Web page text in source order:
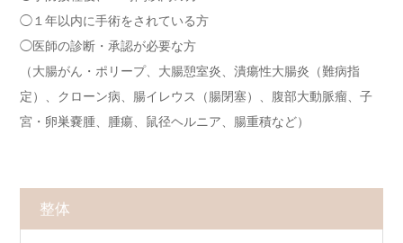
◯１年以内に手術をされている方
◯医師の診断・承認が必要な方
（大腸がん・ポリープ、大腸憩室炎、潰瘍性大腸炎（難病指
定）、クローン病、腸イレウス（腸閉塞）、腹部大動脈瘤、子
宮・卵巣嚢腫、腫瘍、鼠径ヘルニア、腸重積など）
整体